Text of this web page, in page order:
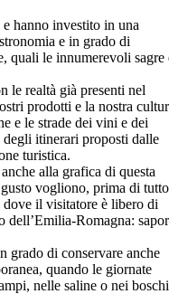
hanno investito in una
e in grado di
quali le innumerevoli sagre
le realtà già presenti nel
prodotti e la nostra
e le strade dei vini e dei
itinerari proposti dalle
turistica.
alla grafica di questa
vogliono, prima di
dove il visitatore è libero di
dell’Emilia-Romagna:
grado di conservare anche
quando le giornate
nelle saline o nei boschi